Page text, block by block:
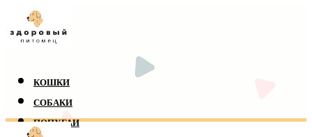
КОШКИ
СОБАКИ
ПОПУГАИ